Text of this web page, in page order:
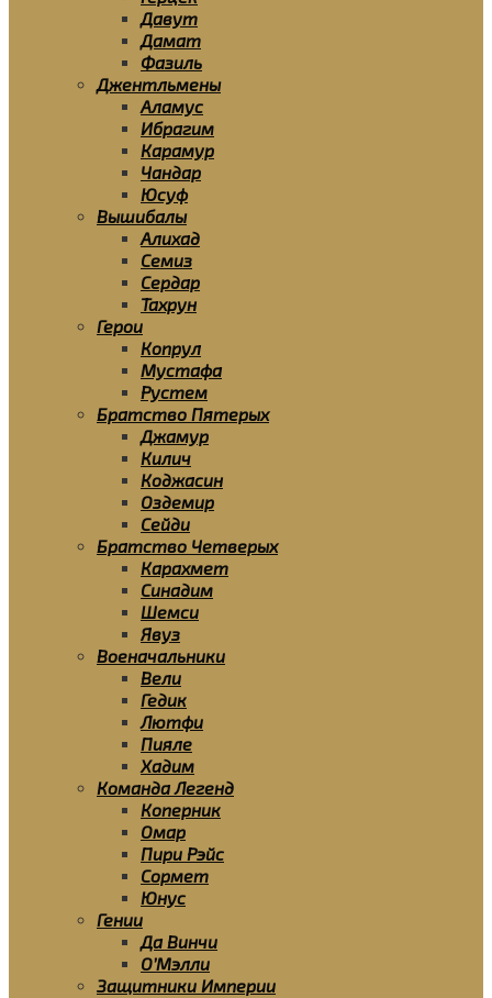
Давут
Дамат
Фазиль
Джентльмены
Аламус
Ибрагим
Карамур
Чандар
Юсуф
Вышибалы
Алихад
Семиз
Сердар
Тахрун
Герои
Копрул
Мустафа
Рустем
Братство Пятерых
Джамур
Килич
Коджасин
Оздемир
Сейди
Братство Четверых
Карахмет
Синадим
Шемси
Явуз
Военачальники
Вели
Гедик
Лютфи
Пияле
Хадим
Команда Легенд
Коперник
Омар
Пири Рэйс
Сормет
Юнус
Гении
Да Винчи
О’Мэлли
Защитники Империи